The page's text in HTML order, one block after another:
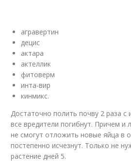
агравертин
децис
актара
актеллик
фитоверм
инта-вир
кинмикс.
Достаточно полить почву 2 раза с
все вредители погибнут. Причем
не смогут отложить новые яйца в
постепенно исчезнут. Только не
растение дней 5.